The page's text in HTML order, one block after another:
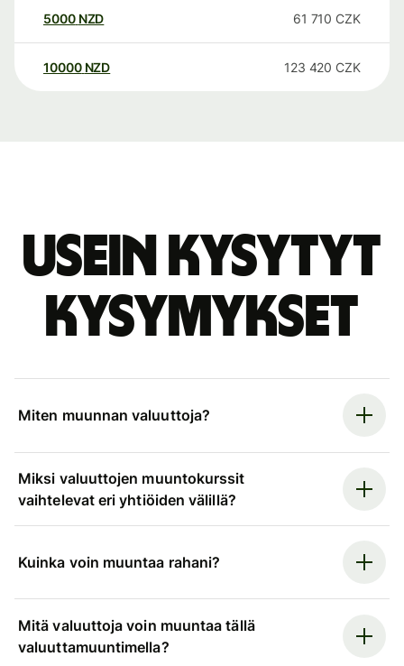
5000 NZD 61 710 CZK
10000 NZD 123 420 CZK
Usein kysytyt
kysymykset
Miten muunnan valuuttoja?
Miksi valuuttojen muuntokurssit
vaihtelevat eri yhtiöiden välillä?
Kuinka voin muuntaa rahani?
Mitä valuuttoja voin muuntaa tällä
valuuttamuuntimella?